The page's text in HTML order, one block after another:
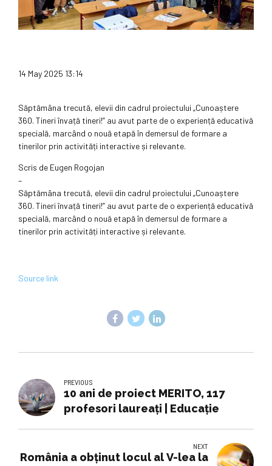
14 May 2025 13:14
Săptămâna trecută, elevii din cadrul proiectului „Cunoaștere
360. Tineri învață tineri!” au avut parte de o experiență educativă
specială, marcând o nouă etapă în demersul de formare a
tinerilor prin activități interactive și relevante.
Scris de Eugen Rogojan
–
Săptămâna trecută, elevii din cadrul proiectului „Cunoaștere
360. Tineri învață tineri!” au avut parte de o experiență educativă
specială, marcând o nouă etapă în demersul de formare a
tinerilor prin activități interactive și relevante.
Source link
PREVIOUS
10 ani de proiect MERITO, 117
profesori laureați | Educație
NEXT
România a obținut locul al V-lea la